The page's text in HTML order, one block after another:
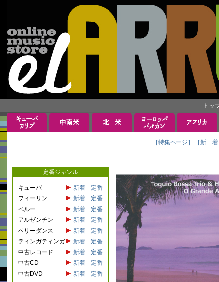
トッ
［特集ページ］ ［新 着
定番ジャンル
キューバ 新着
定番
フィーリン
新着
定番
ペルー
新着
定番
アルゼンチン
新着
定番
ベリーダンス
新着
定番
ティンガティンガ
新着
定番
中古レコード
新着
定番
中古CD
新着
定番
中古DVD
新着 定番